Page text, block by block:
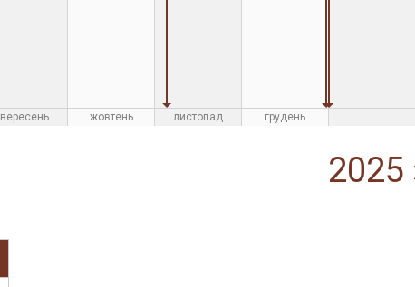
вересень жовтень листопад грудень
2025